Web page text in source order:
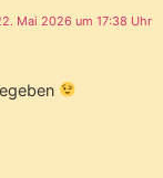
Mai 2026 um 17:38 Uhr